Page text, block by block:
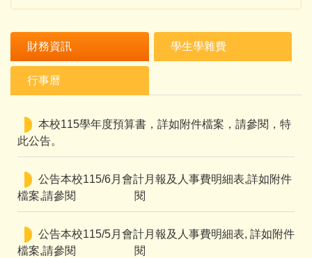
財務資訊 學生學雜費
行事曆
本校115學年度預算書，詳如附件檔案，請參閱，特
此公告。
公告本校115/6月會計月報及人事費明細表,詳如附件
檔案,請參閱 閱
公告本校115/5月會計月報及人事費明細表, 詳如附件
檔案,請參閱 閱